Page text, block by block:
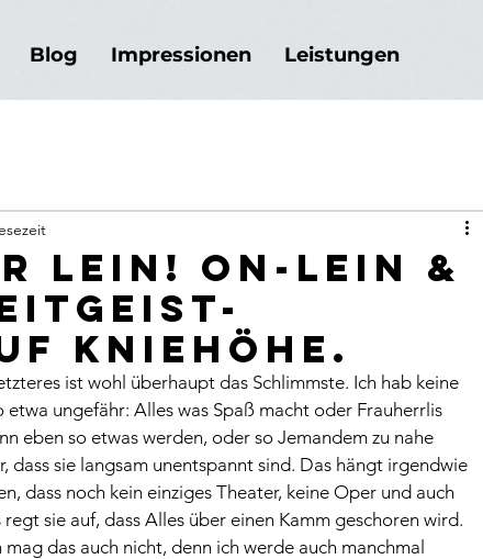
Blog Impressionen Leistungen
Lein! on-Lein &
Kniehöhe.
ist wohl überhaupt das Schlimmste. Ich hab keine
ungefähr: Alles was Spaß macht oder Frauherrlis
eben so etwas werden, oder so Jemandem zu nahe
dass sie langsam unentspannt sind. Das hängt irgendwie
dass noch kein einziges Theater, keine Oper und auch
sie auf, dass Alles über einen Kamm geschoren wird.
das auch nicht, denn ich werde auch manchmal